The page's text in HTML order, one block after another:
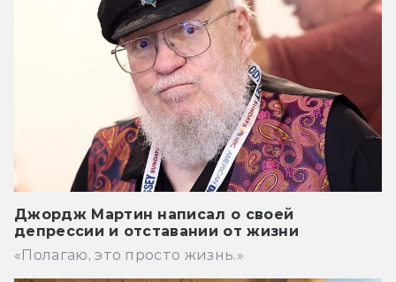
Джордж Мартин написал о своей
депрессии и отставании от жизни
«Полагаю, это просто жизнь.»